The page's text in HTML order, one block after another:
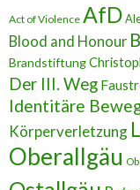
e
s
s
e
Act of Violence AfD
Blood and Honour
Brandstiftung
Der III. Weg
Identitäre
Körperverletzung
Oberallgäu